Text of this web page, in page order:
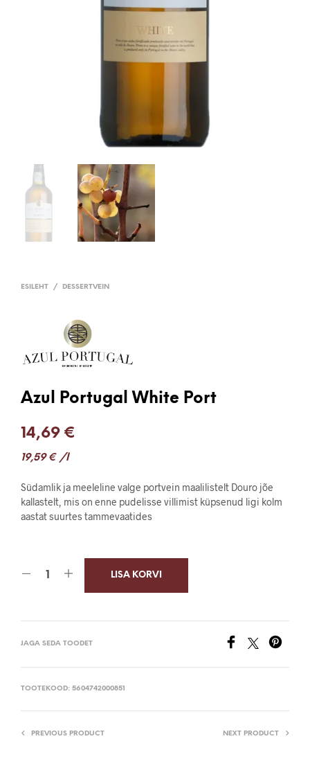
ESILEHT / DESSERTVEIN
Azul Portugal White Port
14,69 €
19,59€ /l
Südamlik ja meeleline valge portvein maalilistelt Douro jõe
kallastelt, mis on enne pudelisse villimist küpsenud ligi kolm
aastat suurtes tammevaatides
LISA KORVI
JAGA SEDA TOODET
TOOTEKOOD: 5604742000851
PREVIOUS PRODUCT NEXT PRODUCT